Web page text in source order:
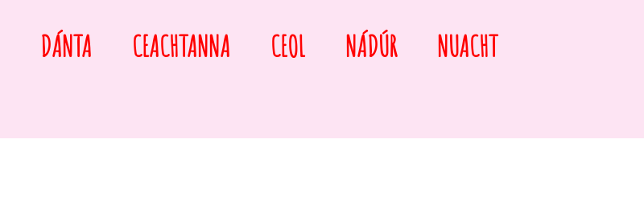
DÁNTA CEACHTANNA CEOL NÁDÚR NUACHT